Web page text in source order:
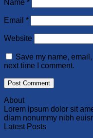
Name *
Email *
Website
Save my name,
next time I comment.
About
Lorem ipsum dolor sit
diam nonummy nibh
Latest Posts